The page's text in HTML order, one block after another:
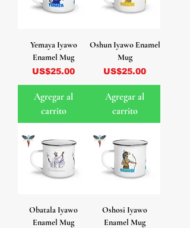
Yemaya Iyawo
Enamel Mug
Precio
US$25.00
Agregar al
carrito
Oshun Iyawo Enamel
Mug
Precio
US$25.00
Agregar al
carrito
Obatala Iyawo
Enamel Mug
Oshosi Iyawo
Enamel Mug